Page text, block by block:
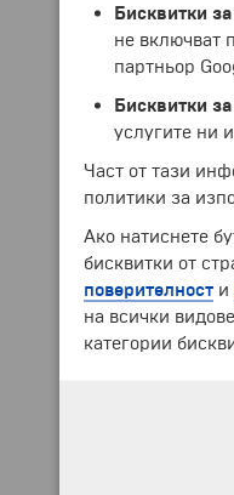
Бисквитки
не включват
партньор
Бисквитки
услугите ни
Част от тази
политики за
Ако натиснете
бисквитки от
поверителност и
на всички
категории